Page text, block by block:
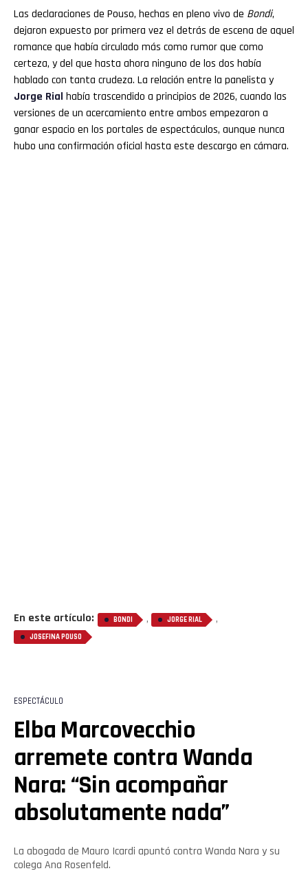
Las declaraciones de Pouso, hechas en pleno vivo de Bondi,
dejaron expuesto por primera vez el detrás de escena de aquel
romance que había circulado más como rumor que como
certeza, y del que hasta ahora ninguno de los dos había
hablado con tanta crudeza. La relación entre la panelista y
Jorge Rial había trascendido a principios de 2026, cuando las
versiones de un acercamiento entre ambos empezaron a
ganar espacio en los portales de espectáculos, aunque nunca
hubo una confirmación oficial hasta este descargo en cámara.
En este artículo: BONDI , JORGE RIAL ,
JOSEFINA POUSO
ESPECTÁCULO
Elba Marcovecchio
arremete contra Wanda
Nara: “Sin acompañar
absolutamente nada”
La abogada de Mauro Icardi apuntó contra Wanda Nara y su
colega Ana Rosenfeld.